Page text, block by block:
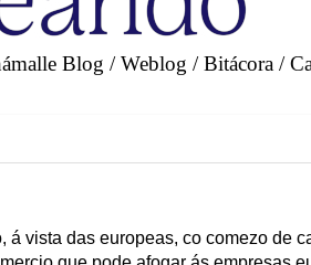
Blog / Weblog / Bitácora /
á vista das europeas, co comezo de